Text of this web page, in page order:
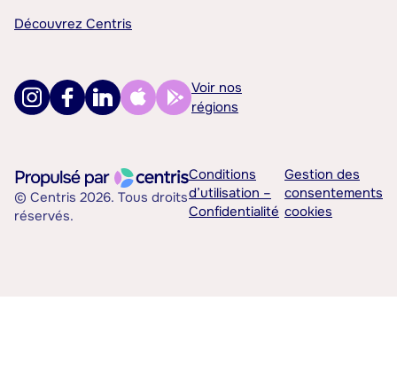
Découvrez Centris
Voir nos
régions
© Centris 2026. Tous droits
réservés.
Conditions
d’utilisation –
Confidentialité
Gestion des
consentements
cookies